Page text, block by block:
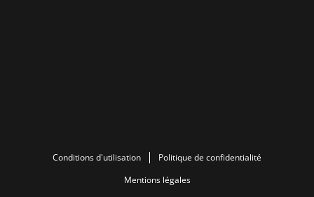
Conditions d'utilisation
Politique de confidentialité
Mentions légales